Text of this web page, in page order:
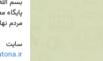
سایت